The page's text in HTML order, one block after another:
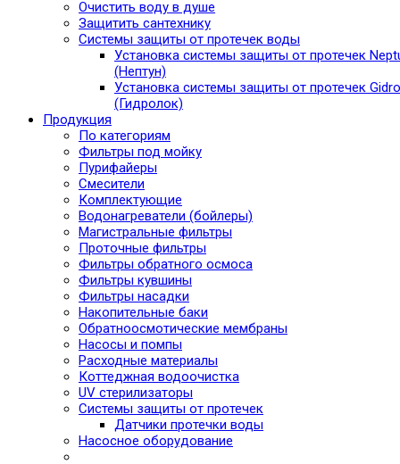
Очистить воду в душе
Защитить сантехнику
Системы защиты от протечек воды
Установка системы защиты от протечек
(Нептун)
Установка системы защиты от протечек
(Гидролок)
Продукция
По категориям
Фильтры под мойку
Пурифайеры
Смесители
Комплектующие
Водонагреватели (бойлеры)
Магистральные фильтры
Проточные фильтры
Фильтры обратного осмоса
Фильтры кувшины
Фильтры насадки
Накопительные баки
Обратноосмотические мембраны
Насосы и помпы
Расходные материалы
Коттеджная водоочистка
UV стерилизаторы
Системы защиты от протечек
Датчики протечки воды
Насосное оборудование